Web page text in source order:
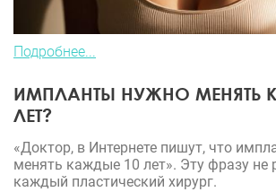
Подробнее...
ИМПЛАНТЫ НУЖНО МЕНЯТЬ
ЛЕТ?
«Доктор, в Интернете пишут, что
менять каждые 10 лет». Эту фразу не
каждый пластический хирург.